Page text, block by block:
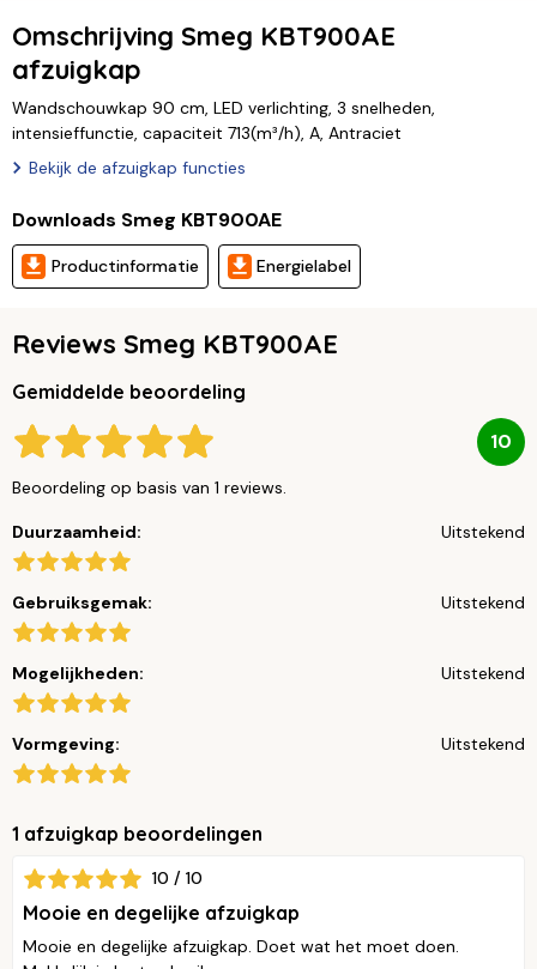
Omschrijving Smeg KBT900AE
afzuigkap
Wandschouwkap 90 cm, LED verlichting, 3 snelheden,
intensieffunctie, capaciteit 713(m³/h), A, Antraciet
Bekijk de afzuigkap functies
Downloads Smeg KBT900AE
Productinformatie Energielabel
Reviews Smeg KBT900AE
Gemiddelde beoordeling
10
Beoordeling op basis van 1 reviews.
Duurzaamheid: Uitstekend
Gebruiksgemak: Uitstekend
Mogelijkheden: Uitstekend
Vormgeving: Uitstekend
1 afzuigkap beoordelingen
10 / 10
Mooie en degelijke afzuigkap
Mooie en degelijke afzuigkap. Doet wat het moet doen.